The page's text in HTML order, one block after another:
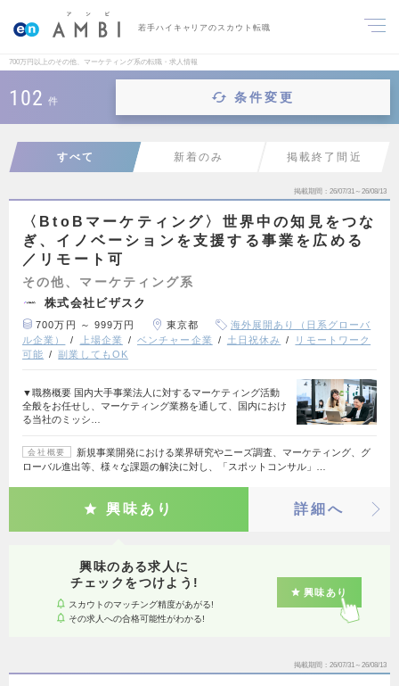
若手ハイキャリアのスカウト転職
700万円以上のその他、マーケティング系の転職・求人情報
102 件 条件変更
すべて 新着のみ 掲載終了間近
掲載期間 26/07/31～26/08/13
〈BtoBマーケティング〉世界中の知見をつな
ぎ、イノベーションを支援する事業を広める
／リモート可
その他、マーケティング系
株式会社ビザスク
700万円 ～ 999万円 東京都
海外展開あり（日系グローバ
ル企業）
上場企業 ベンチャー企業 土日祝休み
リモートワーク
可能
副業してもOK
▼職務概要 国内大手事業法人に対するマーケティング活動
全般をお任せし、マーケティング業務を通して、国内におけ
る当社のミッシ…
会社概要
新規事業開発における業界研究やニーズ調査、マーケティング、グ
ローバル進出等、様々な課題の解決に対し、「スポットコンサル」…
興味あり 詳細へ
興味のある求人に
チェックをつけよう!
スカウトのマッチング精度があがる!
その求人への合格可能性がわかる!
興味あり
掲載期間 26/07/31～26/08/13